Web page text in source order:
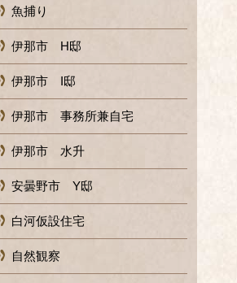
魚捕り
伊那市 H邸
伊那市 I邸
伊那市 事務所兼自宅
伊那市 水升
安曇野市 Y邸
白河仮設住宅
自然観察